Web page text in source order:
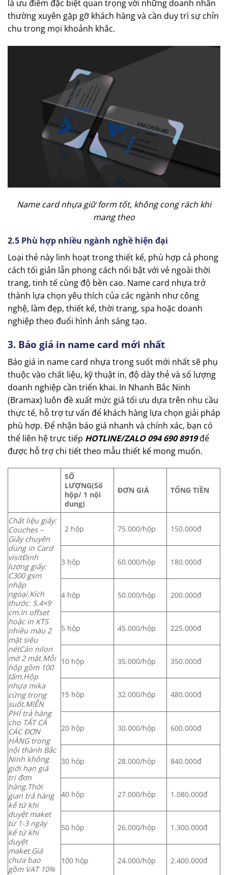
là ưu điểm đặc biệt quan trọng với những doanh nhân
thường xuyên gặp gỡ khách hàng và cần duy trì sự chỉn
chu trong mọi khoảnh khắc.
Name card nhựa giữ form tốt, không cong rách khi
mang theo
2.5 Phù hợp nhiều ngành nghề hiện đại
Loại thẻ này linh hoạt trong thiết kế, phù hợp cả phong
cách tối giản lẫn phong cách nổi bật với vẻ ngoài thời
trang, tinh tế cùng độ bền cao. Name card nhựa trở
thành lựa chọn yêu thích của các ngành như công
nghệ, làm đẹp, thiết kế, thời trang, spa hoặc doanh
nghiệp theo đuổi hình ảnh sáng tạo.
3. Báo giá in name card mới nhất
Báo giá in name card nhựa trong suốt mới nhất sẽ phụ
thuộc vào chất liệu, kỹ thuật in, độ dày thẻ và số lượng
doanh nghiệp cần triển khai. In Nhanh Bắc Ninh
(Bramax) luôn đề xuất mức giá tối ưu dựa trên nhu cầu
thực tế, hỗ trợ tư vấn để khách hàng lựa chọn giải pháp
phù hợp. Để nhận báo giá nhanh và chính xác, bạn có
thể liên hệ trực tiếp HOTLINE/ZALO 094 690 8919để
được hỗ trợ chi tiết theo mẫu thiết kế mong muốn.
SỐ
LƯỢNG(Số
hộp/ 1 nội
dung)
ĐƠN GIÁ TỔNG TIỀN
Chất liệu giấy:
Couches –
Giấy chuyên
dùng in Card
visitĐịnh
lượng giấy:
C300 gsm
nhập
ngoại.Kích
thước: 5.4×9
cm.In offset
hoặc in KTS
nhiều màu 2
mặt siêu
nétCán nilon
mờ 2 mặt.Mỗi
hộp gồm 100
tấm.Hộp
nhựa mika
cứng trong
suốt.MIỄN
PHÍ trả hàng
cho TẤT CẢ
CÁC ĐƠN
HÀNG trong
nội thành Bắc
Ninh không
giới hạn giá
trị đơn
hàng.Thời
gian trả hàng
kể từ khi
duyệt maket
từ 1-3 ngày
kể từ khi
duyệt
maket.Giá
chưa bao
gồm VAT 10%
2 hộp 75.000/hộp 150.000đ
3 hộp 60.000/hộp 180.000đ
4 hộp 50.000/hộp 200.000đ
5 hộp 45.000/hộp 225.000đ
10 hộp 35.000/hộp 350.000đ
15 hộp 32.000/hộp 480.000đ
20 hộp 30.000/hộp 600.000đ
30 hộp 28.000/hộp 840.000đ
40 hộp 27.000/hộp 1.080.000đ
50 hộp 26.000/hộp 1.300.000đ
100 hộp 24.000/hộp 2.400.000đ